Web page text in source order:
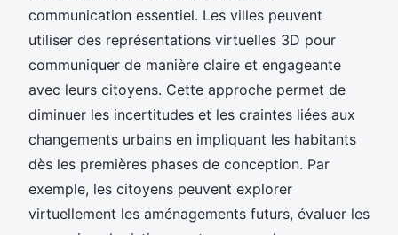
communication essentiel. Les villes peuvent
utiliser des représentations virtuelles 3D pour
communiquer de manière claire et engageante
avec leurs citoyens. Cette approche permet de
diminuer les incertitudes et les craintes liées aux
changements urbains en impliquant les habitants
dès les premières phases de conception. Par
exemple, les citoyens peuvent explorer
virtuellement les aménagements futurs, évaluer les